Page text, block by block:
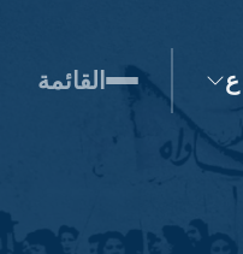
ع القائمة